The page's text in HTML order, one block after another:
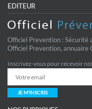
EDITEUR
Officiel Prevention : Sécurité
Officiel Prevention, annuaire
Inscrivez-vous pour recevoir
JE M'INSCRIS